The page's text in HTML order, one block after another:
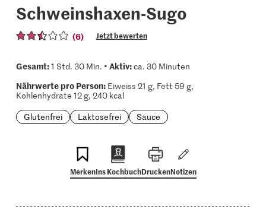
Schweinshaxen-Sugo
(6) Jetzt bewerten
Gesamt:1 Std. 30 Min. • Aktiv:ca. 30 Minuten
Nährwerte pro Person:Eiweiss 21 g, Fett 59 g,
Kohlenhydrate 12 g, 240 kcal
Glutenfrei
Laktosefrei Sauce
MerkenIns KochbuchDruckenNotizen